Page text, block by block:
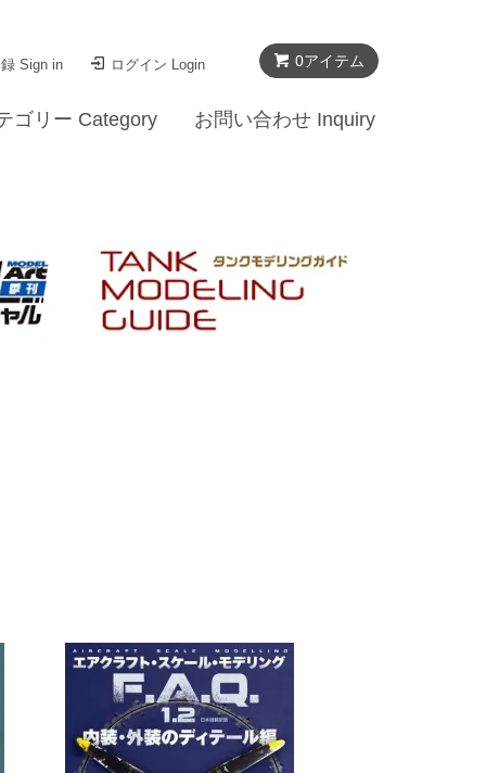
0アイテム
Sign in ログイン Login
ゴリー Category お問い合わせ Inquiry